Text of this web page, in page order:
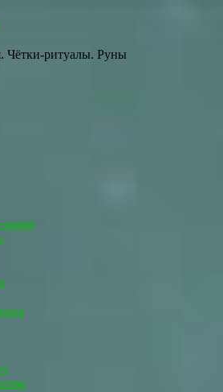
Чётки-ритуалы. Руны